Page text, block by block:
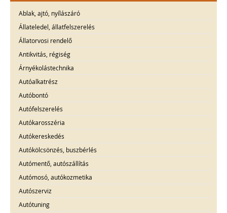
Ablak, ajtó, nyílászáró
Állateledel, állatfelszerelés
Állatorvosi rendelő
Antikvitás, régiség
Árnyékolástechnika
Autóalkatrész
Autóbontó
Autófelszerelés
Autókarosszéria
Autókereskedés
Autókölcsönzés, buszbérlés
Autómentő, autószállítás
Autómosó, autókozmetika
Autószerviz
Autótuning